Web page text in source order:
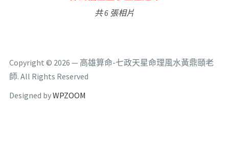
共 6 張相片
Copyright © 2026 — 高雄算命-七政天星命理風水黃鼎頤老
師. All Rights Reserved
Designed byWPZOOM